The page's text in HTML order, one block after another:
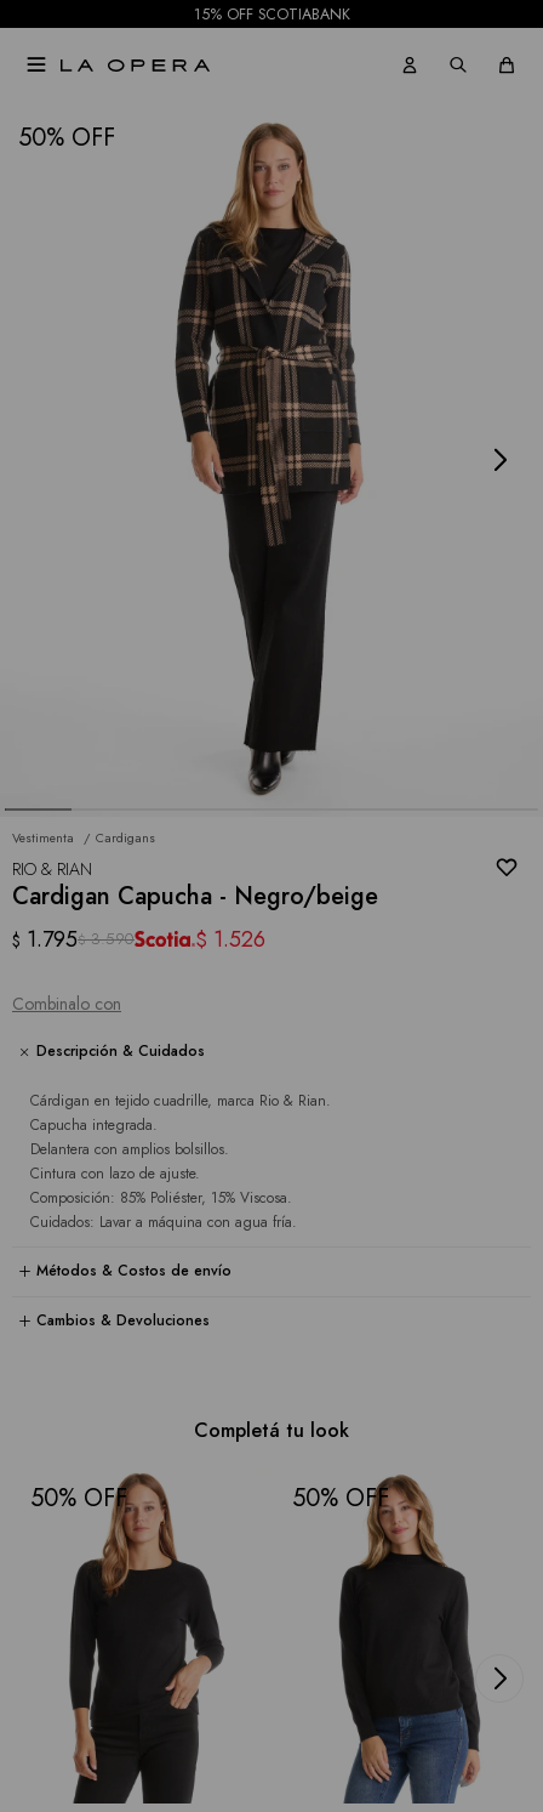
15% OFF SCOTIABANK

50
Vestimenta Cardigans
RIO & RIAN
Cardigan Capucha - Negro/beige
$ 1.795$ 3.590 $ 1.526
Combinalo con
Descripción & Cuidados
Cárdigan en tejido cuadrille, marca Rio & Rian.
Capucha integrada.
Delantera con amplios bolsillos.
Cintura con lazo de ajuste.
Composición: 85% Poliéster, 15% Viscosa.
Cuidados: Lavar a máquina con agua fría.
Métodos & Costos de envío
Cambios & Devoluciones
Completá tu look
50 50
NOTIFICARME